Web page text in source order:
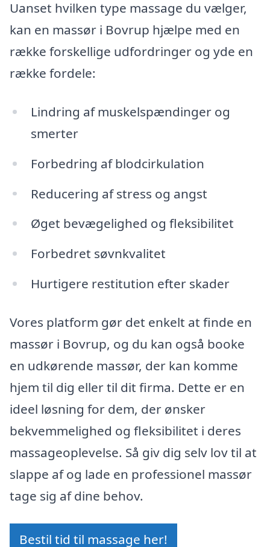
Uanset hvilken type massage du vælger,
kan en massør i Bovrup hjælpe med en
række forskellige udfordringer og yde en
række fordele:
Lindring af muskelspændinger og
smerter
Forbedring af blodcirkulation
Reducering af stress og angst
Øget bevægelighed og fleksibilitet
Forbedret søvnkvalitet
Hurtigere restitution efter skader
Vores platform gør det enkelt at finde en
massør i Bovrup, og du kan også booke
en udkørende massør, der kan komme
hjem til dig eller til dit firma. Dette er en
ideel løsning for dem, der ønsker
bekvemmelighed og fleksibilitet i deres
massageoplevelse. Så giv dig selv lov til at
slappe af og lade en professionel massør
tage sig af dine behov.
Bestil tid til massage her!